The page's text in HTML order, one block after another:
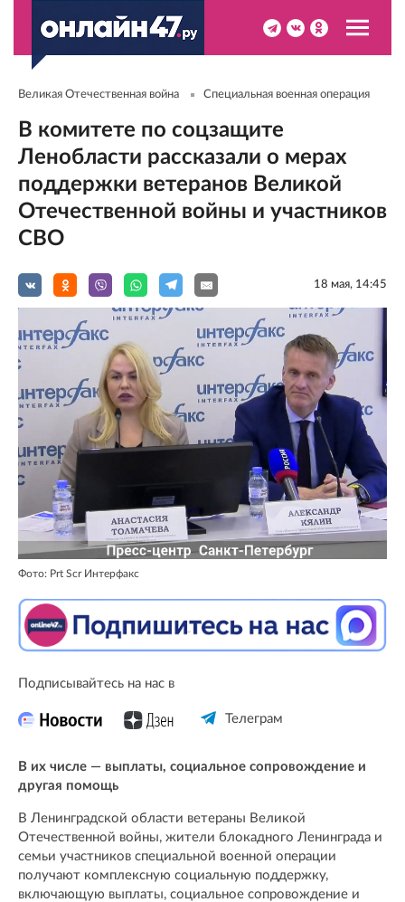
Великая Отечественная война Специальная военная операция
В комитете по соцзащите
Ленобласти рассказали о мерах
поддержки ветеранов Великой
Отечественной войны и участников
СВО
18 мая, 14:45
Фото: Prt Scr Интерфакс
Подписывайтесь на нас в
Телеграм
В их числе — выплаты, социальное сопровождение и
другая помощь
В Ленинградской области ветераны Великой
Отечественной войны, жители блокадного Ленинграда и
семьи участников специальной военной операции
получают комплексную социальную поддержку,
включающую выплаты, социальное сопровождение и